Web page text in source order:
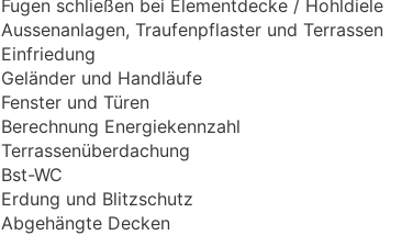
Fugen schließen bei Elementdecke / Hohldiele
Aussenanlagen, Traufenpflaster und Terrassen
Einfriedung
Geländer und Handläufe
Fenster und Türen
Berechnung Energiekennzahl
Terrassenüberdachung
Bst-WC
Erdung und Blitzschutz
Abgehängte Decken